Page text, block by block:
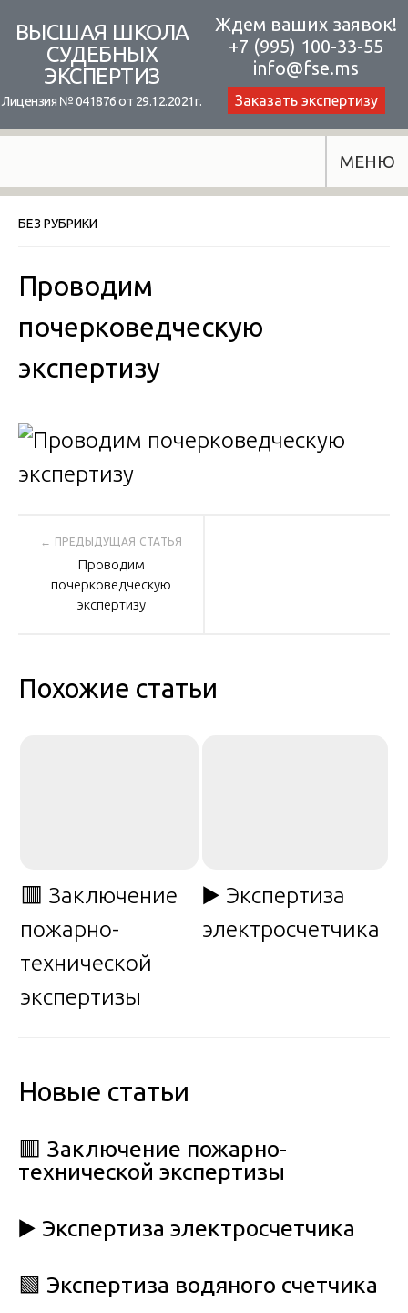
content
ВЫСШАЯ ШКОЛА
СУДЕБНЫХ
ЭКСПЕРТИЗ
Лицензия № 041876 от 29.12.2021г.
Ждем ваших заявок!
+7 (995) 100-33-55
info@fse.ms
Заказать экспертизу
МЕНЮ
БЕЗ РУБРИКИ
Проводим
почерковедческую
экспертизу
Навигация
по
Проводим
почерковедческую
экспертизу
Похожие статьи
🟥 Заключение
пожарно-
технической
экспертизы
▶️ Экспертиза
электросчетчика
Новые статьи
🟥 Заключение пожарно-
технической экспертизы
▶️ Экспертиза электросчетчика
🟩 Экспертиза водяного счетчика